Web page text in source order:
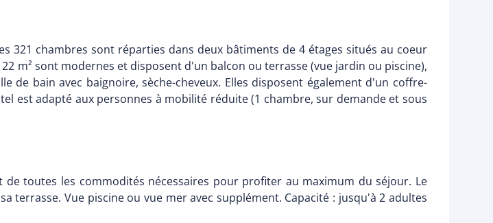
321 chambres sont réparties dans deux bâtiments de 4 étages situés au coeur
m² sont modernes et disposent d'un balcon ou terrasse (vue jardin ou piscine),
bain avec baignoire, sèche-cheveux. Elles disposent également d'un coffre-
est adapté aux personnes à mobilité réduite (1 chambre, sur demande et sous
toutes les commodités nécessaires pour profiter au maximum du séjour. Le
Vue piscine ou vue mer avec supplément. Capacité : jusqu'à 2 adultes